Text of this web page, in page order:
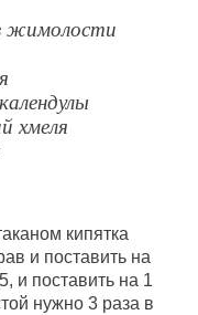
жимолости
хмеля
кипятка
и поставить на
и поставить на 1
нужно 3 раза в